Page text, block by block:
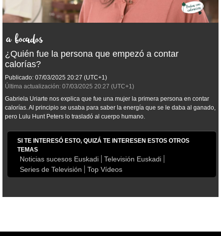
¿Quién fue la persona que empezó a contar
calorías?
Publicado: 07/03/2025 20:27 (UTC+1)
Última actualización: 07/03/2025 20:27 (UTC+1)
Gabriela Uriarte nos explica que fue una mujer la primera persona en contar
calorías. Al principio se usaba para saber la energía que se le daba al ganado,
pero Lulu Hunt Peters lo trasladó al cuerpo humano.
SI TE INTERESÓ ESTO, QUIZÁ TE INTERESEN ESTOS OTROS
TEMAS
Noticias sucesos Euskadi
Televisión Euskadi
Series de Televisión
Top Vídeos